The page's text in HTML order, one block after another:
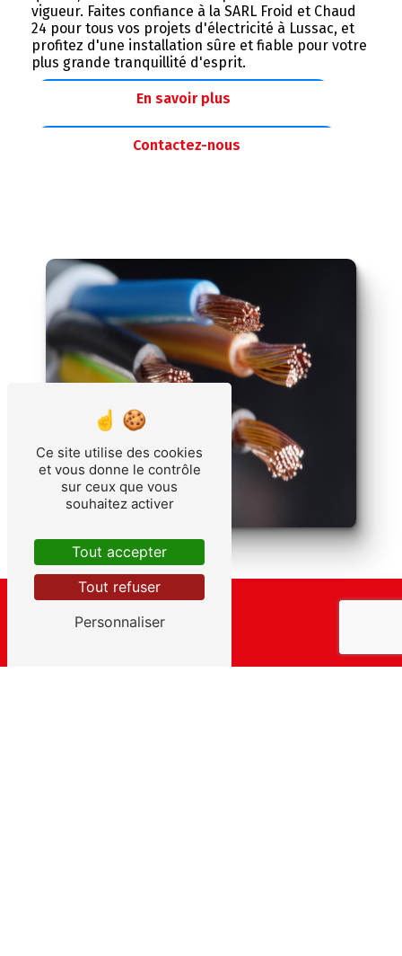
vigueur. Faites confiance à la SARL Froid et Chaud
24 pour tous vos projets d'électricité à Lussac, et
profitez d'une installation sûre et fiable pour votre
plus grande tranquillité d'esprit.
En savoir plus
Contactez-nous
Ce site utilise des cookies
et vous donne le contrôle
sur ceux que vous
souhaitez activer
Tout accepter
Tout refuser
Personnaliser